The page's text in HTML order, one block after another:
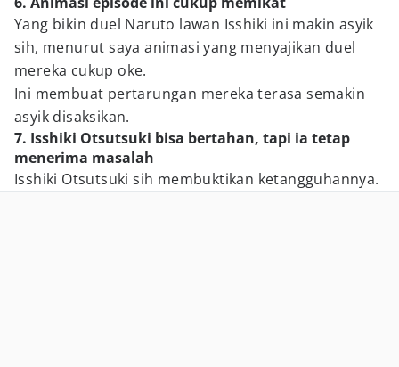
Yang bikin duel Naruto lawan Isshiki ini makin asyik
sih, menurut saya animasi yang menyajikan duel
mereka cukup oke.
Ini membuat pertarungan mereka terasa semakin
asyik disaksikan.
7. Isshiki Otsutsuki bisa bertahan, tapi ia tetap
menerima masalah
Isshiki Otsutsuki sih membuktikan ketangguhannya.